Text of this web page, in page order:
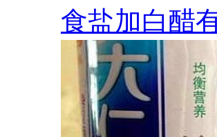
食盐加白醋